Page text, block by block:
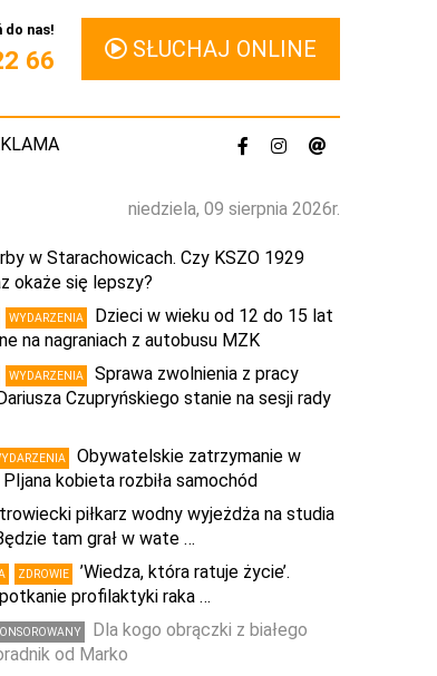
do nas!
66 SŁUCHAJ ONLINE
niedziela, 09 sierpnia 2026r.
w Starachowicach. Czy KSZO 1929
okaże się lepszy?
WYDARZENIA
Dzieci w wieku od 12 do 15 lat
na nagraniach z autobusu MZK
WYDARZENIA
Sprawa zwolnienia z pracy
Czupryńskiego stanie na sesji rady
Obywatelskie zatrzymanie w
PIjana kobieta rozbiła samochód
piłkarz wodny wyjeżdża na studia
tam grał w wate …
ZDROWIE
’Wiedza, która ratuje życie’.
profilaktyki raka …
Dla kogo obrączki z białego
od Marko